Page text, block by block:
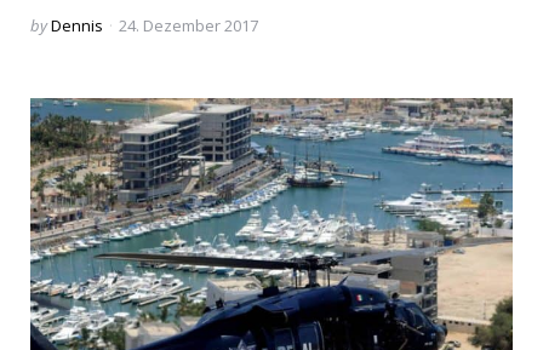
Posted
byDennis 24. Dezember 2017